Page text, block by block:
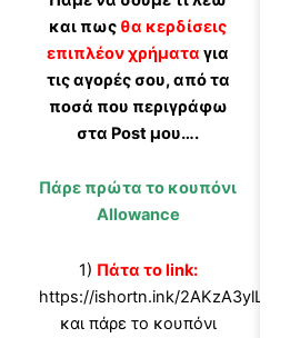
και πως θα κερδίσεις
επιπλέον χρήματα για
τις αγορές σου, από τα
ποσά που περιγράφω
στα Post μου….
Πάρε πρώτα το κουπόνι
Allowance
1) Πάτα το link:
https://ishortn.ink/2AKzA3ylL
και πάρε το κουπόνι